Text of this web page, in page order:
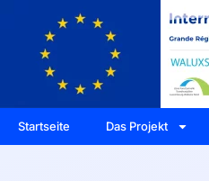
Startseite Das Projekt